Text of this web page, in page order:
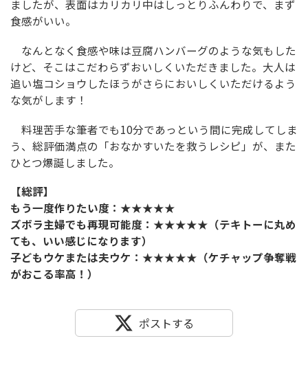
ましたが、表面はカリカリ中はしっとりふんわりで、まず
食感がいい。
なんとなく食感や味は豆腐ハンバーグのような気もした
けど、そこはこだわらずおいしくいただきました。大人は
追い塩コショウしたほうがさらにおいしくいただけるよう
な気がします！
料理苦手な筆者でも10分であっという間に完成してしま
う、総評価満点の「おなかすいたを救うレシピ」が、また
ひとつ爆誕しました。
【総評】
もう一度作りたい度：★★★★★
ズボラ主婦でも再現可能度：★★★★★（テキトーに丸め
ても、いい感じになります）
子どもウケまたは夫ウケ：★★★★★（ケチャップ争奪戦
がおこる率高！）
ポストする